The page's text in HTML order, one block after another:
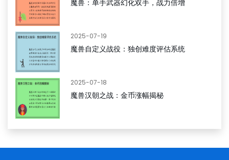
魔兽：单手武器幻化双手，战力倍增
2025-07-19
魔兽自定义战役：独创难度评估系统
2025-07-18
魔兽汉朝之战：金币涨幅揭秘